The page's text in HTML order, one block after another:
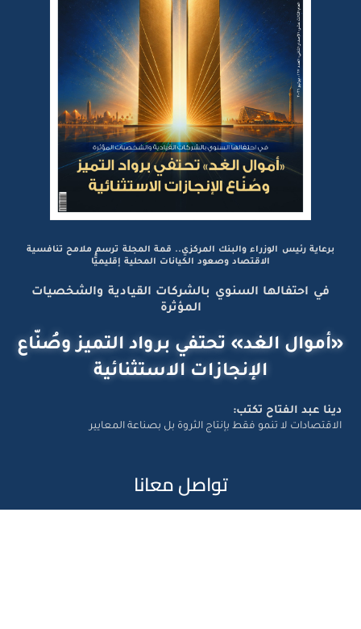
برعاية رئيس الوزراء والبنك المركزي.. قمة المجلة ترسم ملامح تنافسية
الاقتصاد وصعود الكيانات المحلية إقليميًّا
في احتفالها السنوي بالشركات القيادية والشخصيات
المؤثرة
«أموال الغد» تحتفي برواد التميز وصُنّاع
الإنجازات الاستثنائية
دينا عبد الفتاح تكتب:
الاقتصادات لا تنمو فقط بإنتاج الثروة بل بصناعة المعايير
تواصل معانا